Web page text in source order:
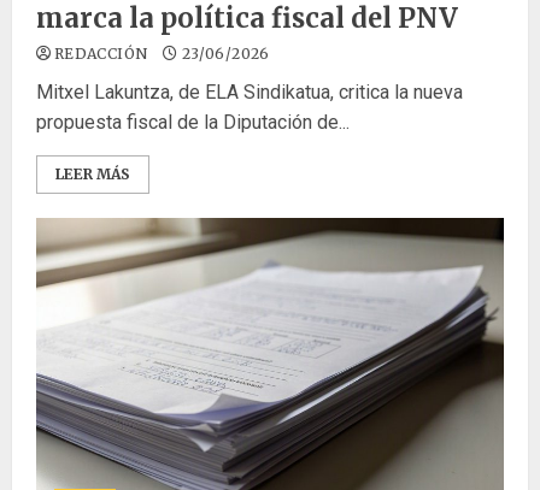
marca la política fiscal del PNV
REDACCIÓN 23/06/2026
Mitxel Lakuntza, de ELA Sindikatua, critica la nueva
propuesta fiscal de la Diputación de...
LEER MÁS